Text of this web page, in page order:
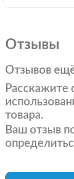
Отзывы
Отзывов
Расскажите
товара.
Ваш отзыв